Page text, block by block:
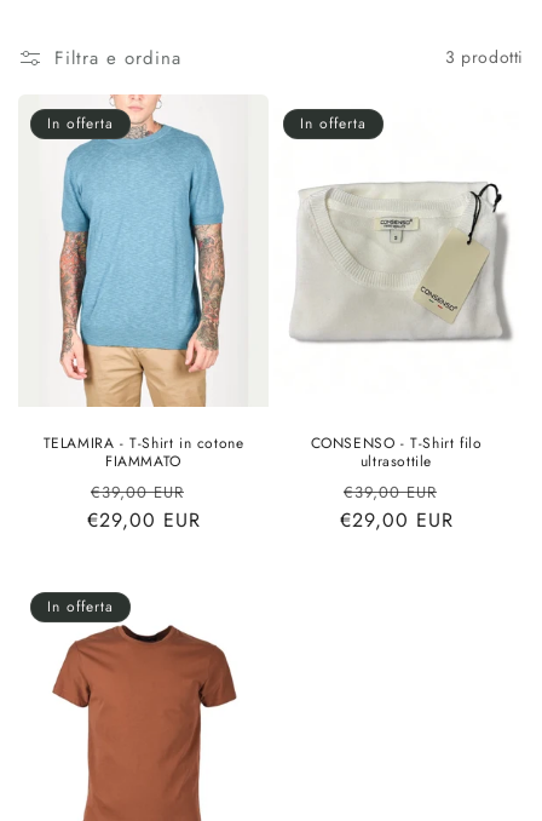
l
e
Filtra e ordina 3 prodotti
In offerta
TELAMIRA - T-Shirt in cotone
FIAMMATO
Prezzo
di
€39,00 EUR
scontato
€29,00 EUR
In offerta
CONSENSO - T-Shirt filo
ultrasottile
Prezzo
di
€39,00 EUR
scontato
€29,00 EUR
In offerta